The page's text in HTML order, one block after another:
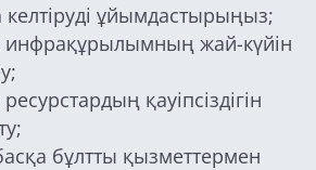
ұйымдастырыңыз;
жай-күйін
қауіпсіздігін
бұлтты қызметтермен